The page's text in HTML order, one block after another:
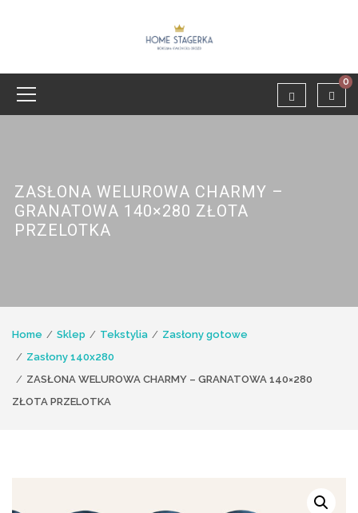
0
ZASŁONA WELUROWA CHARMY –
GRANATOWA 140×280 ZŁOTA
PRZELOTKA
Home Sklep Tekstylia
Zasłony gotowe
Zasłony 140x280
ZASŁONA WELUROWA CHARMY – GRANATOWA 140×280
ZŁOTA PRZELOTKA